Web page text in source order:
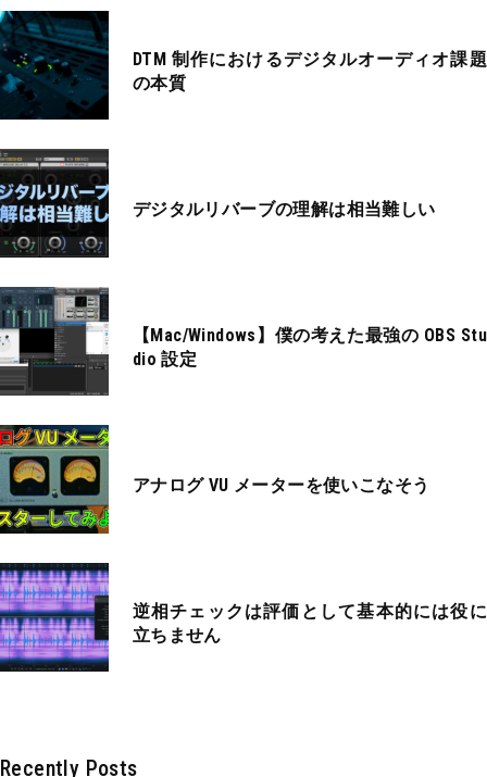
DTM 制作におけるデジタルオーディオ課題
の本質
デジタルリバーブの理解は相当難しい
【Mac/Windows】僕の考えた最強の OBS Stu
dio 設定
アナログ VU メーターを使いこなそう
逆相チェックは評価として基本的には役に
立ちません
Recently Posts